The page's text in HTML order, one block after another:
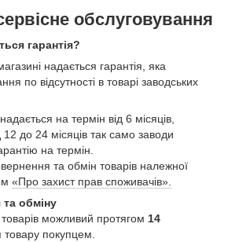
обслуговування
гарантія?
надається гарантія, яка
по відсутності в товарі заводських
на термін від 6 місяців,
12 до 24 місяців так само заводи
на термін.
та обмін товарів належної
«Про захист прав споживачів».
обміну
можливий протягом 14
покупцем.